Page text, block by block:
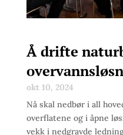
Å drifte
okt 10, 2024
Nå skal nedbør i all
overflatene og i åpne
vekk i nedgravde